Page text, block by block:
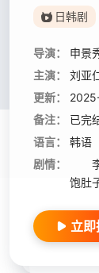
日韩剧
导演：
申景
主演：
刘亚
更新：
备注：
已完
语言：
韩语
剧情：
李
饱肚
立即